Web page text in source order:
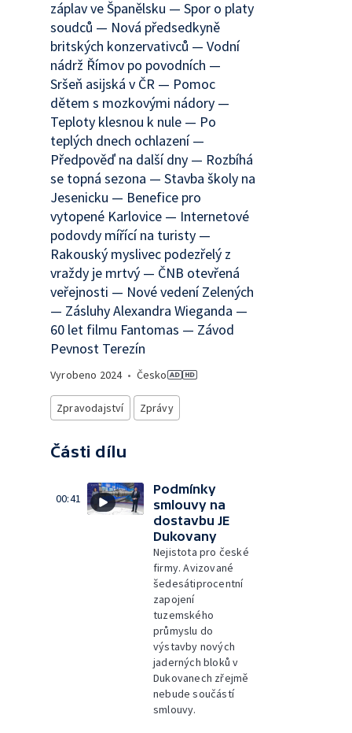
záplav ve Španělsku — Spor o platy
soudců — Nová předsedkyně
britských konzervativců — Vodní
nádrž Římov po povodních —
Sršeň asijská v ČR — Pomoc
dětem s mozkovými nádory —
Teploty klesnou k nule — Po
teplých dnech ochlazení —
Předpověď na další dny — Rozbíhá
se topná sezona — Stavba školy na
Jesenicku — Benefice pro
vytopené Karlovice — Internetové
podovdy mířící na turisty —
Rakouský myslivec podezřelý z
vraždy je mrtvý — ČNB otevřená
veřejnosti — Nové vedení Zelených
— Zásluhy Alexandra Wieganda —
60 let filmu Fantomas — Závod
Pevnost Terezín
Vyrobeno 2024• Česko
Zpravodajství Zprávy
Části dílu
00:41
Podmínky
smlouvy na
dostavbu JE
Dukovany
Nejistota pro české
firmy. Avizované
šedesátiprocentní
zapojení
tuzemského
průmyslu do
výstavby nových
jaderných bloků v
Dukovanech zřejmě
nebude součástí
smlouvy.